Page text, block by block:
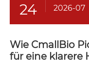
24 2026-07
Wie CmallBio
für eine klarere